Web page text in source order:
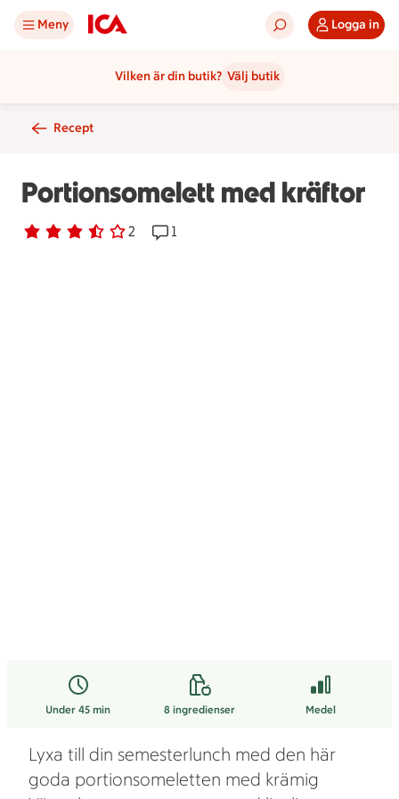
Meny Logga in
Vilken är din butik? Välj butik
Recept
Portionsomelett med kräftor
Betyg 3.5 av 5. 2
2 personer har röstatReceptet har 1 kommentarer
1
Under 45 min 8 ingredienser Medel
Lyxa till din semesterlunch med den här
goda portionsomeletten med krämig